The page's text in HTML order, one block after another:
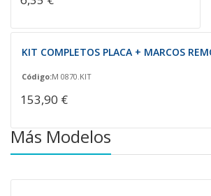
KIT COMPLETOS PLACA + MARCOS
Código:M 0870.KIT
153,90 €
Más Modelos